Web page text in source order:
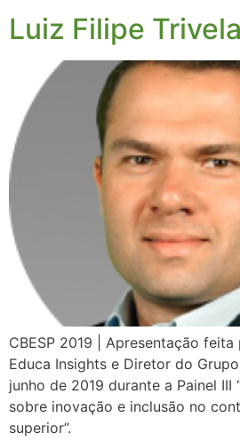
Luiz Filipe
CBESP 2019 | Apresentação
Educa Insights e Diretor do
junho de 2019 durante a Painel III
sobre inovação e inclusão no
superior”.